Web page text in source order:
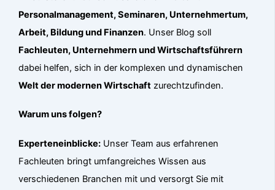
Personalmanagement, Seminaren, Unternehmertum,
Arbeit, Bildung und Finanzen. Unser Blog soll
Fachleuten, Unternehmern und Wirtschaftsführern
dabei helfen, sich in der komplexen und dynamischen
Welt der modernen Wirtschaft zurechtzufinden.
Warum uns folgen?
Experteneinblicke: Unser Team aus erfahrenen
Fachleuten bringt umfangreiches Wissen aus
verschiedenen Branchen mit und versorgt Sie mit